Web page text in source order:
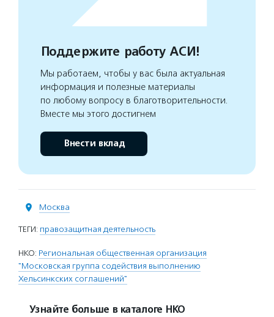
Поддержите работу АСИ!
Мы работаем, чтобы у вас была актуальная
информация и полезные материалы
по любому вопросу в благотворительности.
Вместе мы этого достигнем
Внести вклад
Москва
ТЕГИ: правозащитная деятельность
НКО: Региональная общественная организация
"Московская группа содействия выполнению
Хельсинкских соглашений"
Узнайте больше в каталоге НКО